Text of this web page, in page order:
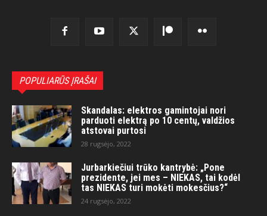
POPULIARŪS ĮRAŠAI
Skandalas: elektros gamintojai nori
parduoti elektrą po 10 centų, valdžios
atstovai purtosi
28 rugsėjo, 2022
Jurbarkiečiui trūko kantrybė: „Pone
prezidente, jei mes – NIEKAS, tai kodėl
tas NIEKAS turi mokėti mokesčius?“
24 rugsėjo, 2022